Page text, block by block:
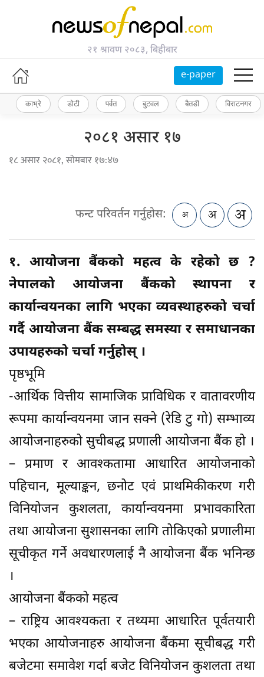
२१ श्रावण २०८३, बिहीबार
e-paper
काभ्रे डोटी पर्वत बुटवल बैतडी विराटनगर
२०८१ असार १७
१८ असार २०८१, सोमबार १७:४७
फन्ट परिवर्तन गर्नुहोस:
१. आयोजना बैंकको महत्व के रहेको छ ?
नेपालको आयोजना बैंकको स्थापना र
कार्यान्वयनका लागि भएका व्यवस्थाहरुको चर्चा
गर्दै आयोजना बैंक सम्बद्ध समस्या र समाधानका
उपायहरुको चर्चा गर्नुहोस् ।
पृष्ठभूमि
-आर्थिक वित्तीय सामाजिक प्राविधिक र वातावरणीय
रूपमा कार्यान्वयनमा जान सक्ने (रेडि टु गो) सम्भाव्य
आयोजनाहरुको सुचीबद्ध प्रणाली आयोजना बैंक हो ।
– प्रमाण र आवश्कतामा आधारित आयोजनाको
पहिचान, मूल्याङ्कन, छनोट एवं प्राथमिकीकरण गरी
विनियोजन कुशलता, कार्यान्वयनमा प्रभावकारिता
तथा आयोजना सुशासनका लागि तोकिएको प्रणालीमा
सूचीकृत गर्ने अवधारणलाई नै आयोजना बैंक भनिन्छ
।
आयोजना बैंकको महत्व
– राष्ट्रिय आवश्यकता र तथ्यमा आधारित पूर्वतयारी
भएका आयोजनाहरु आयोजना बैंकमा सूचीबद्ध गरी
बजेटमा समावेश गर्दा बजेट विनियोजन कुशलता तथा